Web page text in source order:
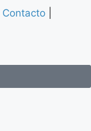
Contacto